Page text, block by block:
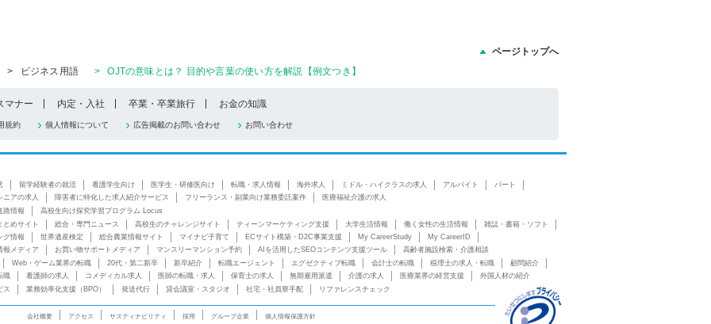
ページトップへ
>
ビジネス用語 > OJTの意味とは？ 目的や言葉の使い方を解説【例文つき】
マナー 内定・入社 卒業・卒業旅行 お金の知識
規約 個人情報について 広告掲載のお問い合わせ お問い合わせ
留学経験者の就活 看護学生向け 医学生・研修医向け 転職・求人情報 海外求人 ミドル・ハイクラスの求人 アルバイト
パート
ニアの求人
障害者に特化した求人紹介サービス フリーランス・副業向け業務委託案件
医療福祉介護の求人
路情報
高校生向け探究学習プログラム Locus
とめサイト
総合・専門ニュース 高校生のチャレンジサイト ティーンマーケティング支援 大学生活情報 働く女性の生活情報
雑誌・書籍・ソフト
グ情報
世界遺産検定 総合農業情報サイト マイナビ子育て ECサイト構築・D2C事業支援 My CareerStudy
My CareerID
報メディア
お買い物サポートメディア マンスリーマンション予約 AIを活用したSEOコンテンツ支援ツール
高齢者施設検索・介護相談
Web・ゲーム業界の転職
20代・第二新卒 新卒紹介 転職エージェント エグゼクティブ転職 会計士の転職 税理士の求人・転職
顧問紹介
職
看護師の求人 コメディカル求人 医師の転職・求人 保育士の求人 無期雇用派遣 介護の求人 医療業界の経営支援
外国人材の紹介
ス
業務効率化支援（BPO） 発送代行 貸会議室・スタジオ 社宅・社員寮手配 リファレンスチェック
会社概要 アクセス サスティナビリティ 採用 グループ企業 個人情報保護方針